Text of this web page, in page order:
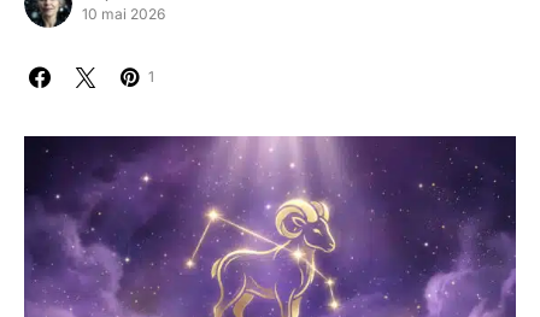
10 mai 2026
1